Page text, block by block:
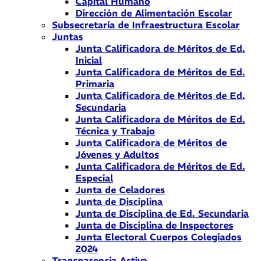
Dirección de Alimentación Escolar
Subsecretaría de Infraestructura Escolar
Juntas
Junta Calificadora de Méritos de Ed.
Inicial
Junta Calificadora de Méritos de Ed.
Primaria
Junta Calificadora de Méritos de Ed.
Secundaria
Junta Calificadora de Méritos de Ed.
Técnica y Trabajo
Junta Calificadora de Méritos de
Jóvenes y Adultos
Junta Calificadora de Méritos de Ed.
Especial
Junta de Celadores
Junta de Disciplina
Junta de Disciplina de Ed. Secundaria
Junta de Disciplina de Inspectores
Junta Electoral Cuerpos Colegiados
2024